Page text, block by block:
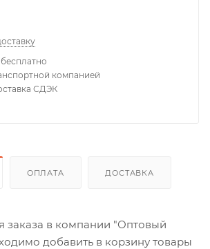
компанией
СДЭК
ОПЛАТА ДОСТАВКА
заказа в компании "Оптовый
добавить в корзину товары